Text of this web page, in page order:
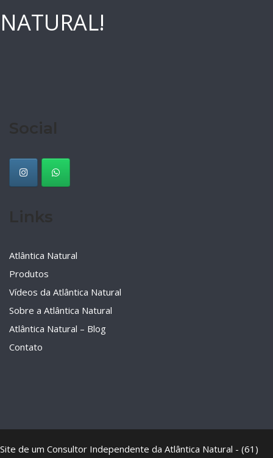
NATURAL!
Atlântica Natural
Produtos
Vídeos da Atlântica Natural
Sobre a Atlântica Natural
Atlântica Natural – Blog
Contato
Site de um Consultor Independente da Atlântica Natural - (61)